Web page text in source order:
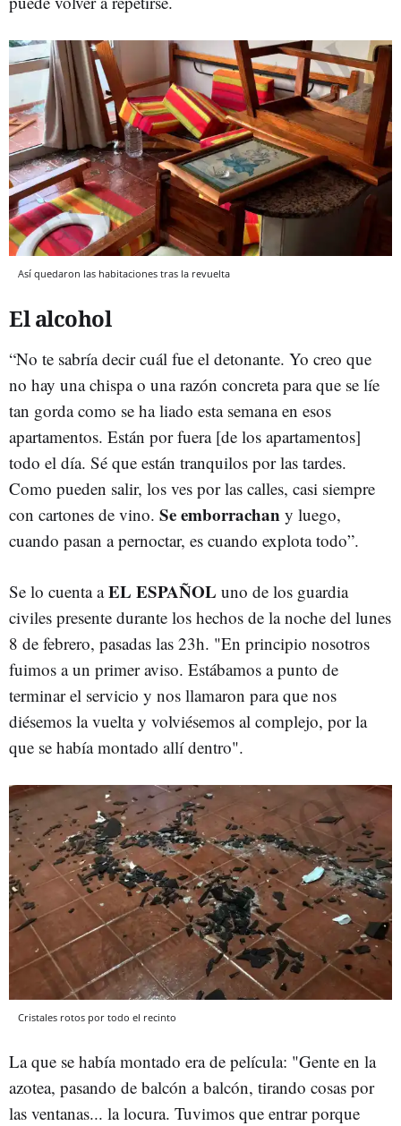
Así quedaron las habitaciones tras la revuelta
El alcohol
“No te sabría decir cuál fue el detonante. Yo creo que
no hay una chispa o una razón concreta para que se líe
tan gorda como se ha liado esta semana en esos
apartamentos. Están por fuera [de los apartamentos]
todo el día. Sé que están tranquilos por las tardes.
Como pueden salir, los ves por las calles, casi siempre
con cartones de vino. Se emborrachan y luego,
cuando pasan a pernoctar, es cuando explota todo”.
Se lo cuenta aEL ESPAÑOL uno de los guardia
civiles presente durante los hechos de la noche del lunes
8 de febrero, pasadas las 23h. "En principio nosotros
fuimos a un primer aviso. Estábamos a punto de
terminar el servicio y nos llamaron para que nos
diésemos la vuelta y volviésemos al complejo, por la
que se había montado allí dentro".
Cristales rotos por todo el recinto
La que se había montado era de película: "Gente en la
azotea, pasando de balcón a balcón, tirando cosas por
las ventanas... la locura. Tuvimos que entrar porque